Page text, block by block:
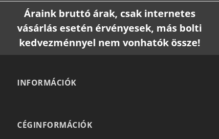
Áraink bruttó árak, csak internetes
vásárlás esetén érvényesek, más bolti
kedvezménnyel nem vonhatók össze!
INFORMÁCIÓK
CÉGINFORMÁCIÓK